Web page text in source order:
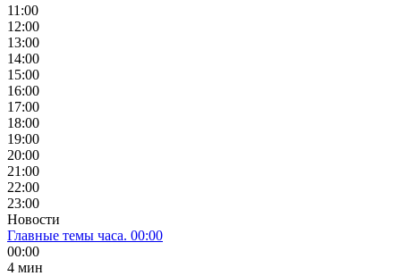
11:00
12:00
13:00
14:00
15:00
16:00
17:00
18:00
19:00
20:00
21:00
22:00
23:00
Новости
Главные темы часа. 00:00
00:00
4 мин